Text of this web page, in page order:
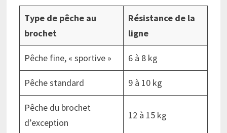
Type de pêche au
brochet
Résistance de la
ligne
Pêche fine, « sportive » 6 à 8 kg
Pêche standard 9 à 10 kg
Pêche du brochet
d’exception
12 à 15 kg